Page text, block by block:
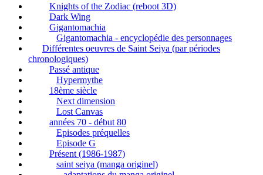
Knights of the Zodiac (reboot 3D)
Dark Wing
Gigantomachia
Gigantomachia - encyclopédie des personnages
Différentes oeuvres de Saint Seiya (par périodes
chronologiques)
Passé antique
Hypermythe
18ème siècle
Next dimension
Lost Canvas
années 70 - début 80
Episodes préquelles
Episode G
Présent (1986-1987)
saint seiya (manga originel)